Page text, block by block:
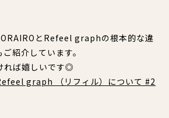
とRefeel graphの根本的な違
紹介しています。
れば嬉しいです◎
graph （リフィル）について #2